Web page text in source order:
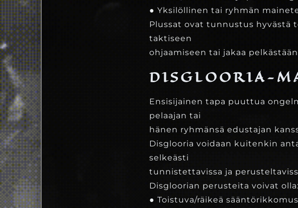
● Yksilöllinen tai ryhmän
Plussat ovat tunnustus hyvästä
taktiseen
ohjaamiseen tai jakaa
DISGLOORIA-
Ensisijainen tapa puuttua
pelaajan tai
hänen ryhmänsä edustajan
Disglooria voidaan kuitenkin
selkeästi
tunnistettavissa ja
Disgloorian perusteita voivat olla:
● Toistuva/räikeä